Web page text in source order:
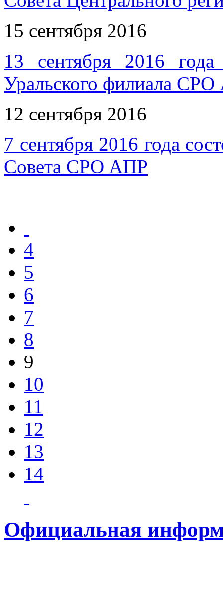
15 сентября 2016
13 сентября 2016 года
Уральского филиала
12 сентября 2016
7 сентября 2016 года
Совета СРО АПР
4
5
6
7
8
9
10
11
12
13
14
Официальная